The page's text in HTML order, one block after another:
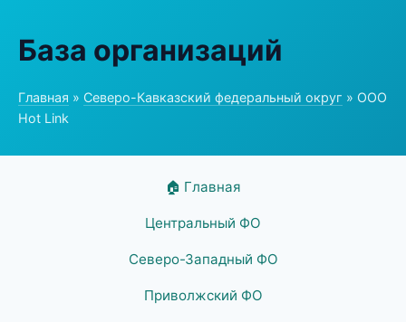
База организаций
Главная » Северо-Кавказский федеральный округ » ООО
Hot Link
🏠 Главная
Центральный ФО
Северо-Западный ФО
Приволжский ФО